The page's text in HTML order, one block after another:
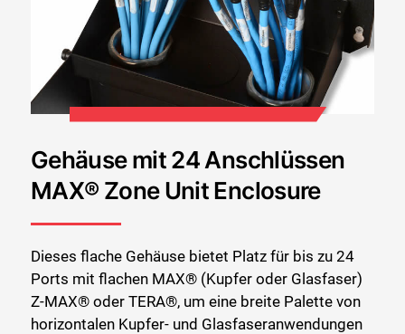
Gehäuse mit 24 Anschlüssen
MAX® Zone Unit Enclosure
Dieses flache Gehäuse bietet Platz für bis zu 24
Ports mit flachen MAX® (Kupfer oder Glasfaser)
Z-MAX® oder TERA®, um eine breite Palette von
horizontalen Kupfer- und Glasfaseranwendungen